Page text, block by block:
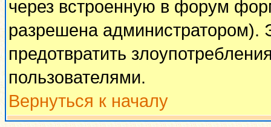
через встроенную в форум
разрешена администратором).
предотвратить
пользователями.
Вернуться к началу